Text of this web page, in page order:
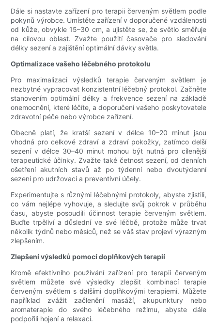
Dále si nastavte zařízení pro terapii červeným světlem podle
pokynů výrobce. Umístěte zařízení v doporučené vzdálenosti
od kůže, obvykle 15–30 cm, a ujistěte se, že světlo směřuje
na cílovou oblast. Zvažte použití časovače pro sledování
délky sezení a zajištění optimální dávky světla.
Optimalizace vašeho léčebného protokolu
Pro maximalizaci výsledků terapie červeným světlem je
nezbytné vypracovat konzistentní léčebný protokol. Začněte
stanovením optimální délky a frekvence sezení na základě
onemocnění, které léčíte, a doporučení vašeho poskytovatele
zdravotní péče nebo výrobce zařízení.
Obecně platí, že kratší sezení v délce 10–20 minut jsou
vhodná pro celkové zdraví a zdraví pokožky, zatímco delší
sezení v délce 30–40 minut mohou být nutná pro cílenější
terapeutické účinky. Zvažte také četnost sezení, od denních
ošetření akutních stavů až po týdenní nebo dvoutýdenní
sezení pro udržovací a preventivní účely.
Experimentujte s různými léčebnými protokoly, abyste zjistili,
co vám nejlépe vyhovuje, a sledujte svůj pokrok v průběhu
času, abyste posoudili účinnost terapie červeným světlem.
Buďte trpěliví a důslední ve své léčbě, protože může trvat
několik týdnů nebo měsíců, než se váš stav projeví výrazným
zlepšením.
Zlepšení výsledků pomocí doplňkových terapií
Kromě efektivního používání zařízení pro terapii červeným
světlem můžete své výsledky zlepšit kombinací terapie
červeným světlem s dalšími doplňkovými terapiemi. Můžete
například zvážit začlenění masáží, akupunktury nebo
aromaterapie do svého léčebného režimu, abyste dále
podpořili hojení a relaxaci.